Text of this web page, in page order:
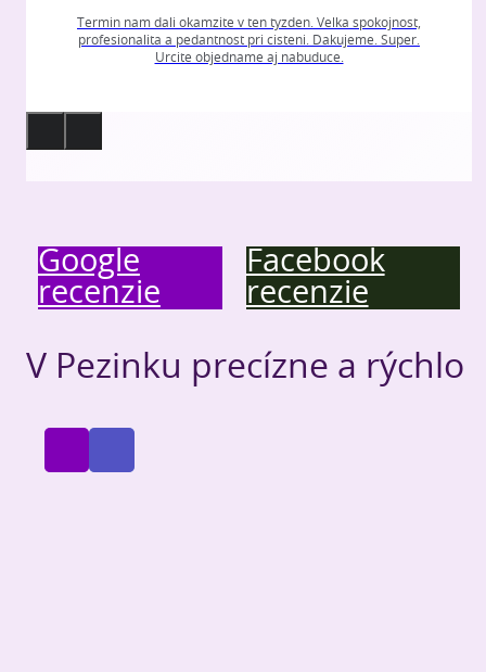
Termin nam dali okamzite v ten tyzden. Velka spokojnost,
profesionalita a pedantnost pri cisteni. Dakujeme. Super.
Urcite objedname aj nabuduce.
Google
recenzie
Facebook
recenzie
V Pezinku precízne a rýchlo